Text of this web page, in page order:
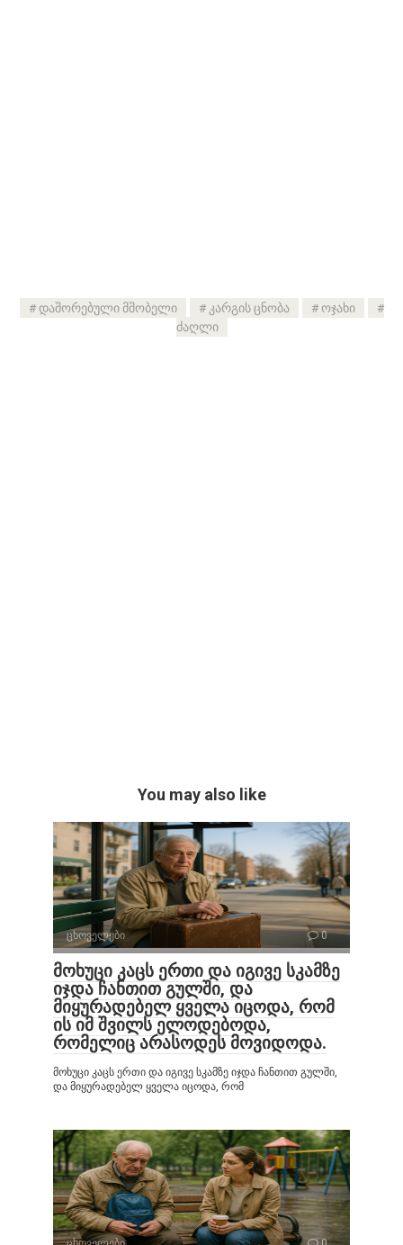
დაშორებული მშობელი კარგის ცნობა
ოჯახი
ძაღლი
You may also like
ცხოველები 0
მოხუცი კაცს ერთი და იგივე სკამზე
იჯდა ჩანთით გულში, და
მიყურადებელ ყველა იცოდა, რომ
ის იმ შვილს ელოდებოდა,
რომელიც არასოდეს მოვიდოდა.
მოხუცი კაცს ერთი და იგივე სკამზე იჯდა ჩანთით გულში,
და მიყურადებელ ყველა იცოდა, რომ